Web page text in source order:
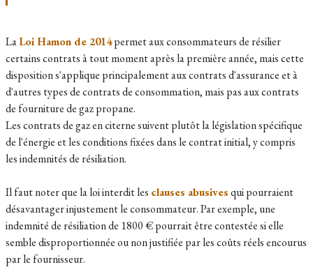
LaLoi Hamon de 2014permet aux consommateurs de résilier
certains contrats à tout moment après la première année, mais cette
disposition s'applique principalement aux contrats d'assurance et à
d'autres types de contrats de consommation, mais pas aux contrats
de fourniture de gaz propane.
Les contrats de gaz en citerne suivent plutôt la législation spécifique
de l'énergie et les conditions fixées dans le contrat initial, y compris
les indemnités de résiliation.
Il faut noter que la loi interdit les clauses abusivesqui pourraient
désavantager injustement le consommateur. Par exemple, une
indemnité de résiliation de 1800 € pourrait être contestée si elle
semble disproportionnée ou non justifiée par les coûts réels encourus
par le fournisseur.